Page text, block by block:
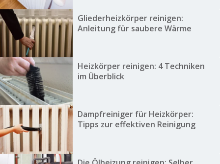
Gliederheizkörper reinigen:
Anleitung für saubere Wärme
Heizkörper reinigen: 4 Techniken
im Überblick
Dampfreiniger für Heizkörper:
Tipps zur effektiven Reinigung